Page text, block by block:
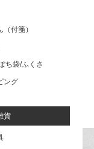
（付箋）
ち袋/ふくさ
ング
貨